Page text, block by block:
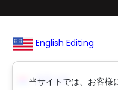
当サイトでは、お客様
English Editing
영문교정